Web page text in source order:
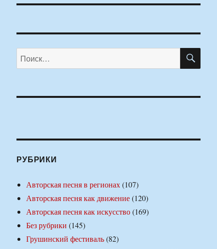
Искать:
РУБРИКИ
Авторская песня в регионах(107)
Авторская песня как движение(120)
Авторская песня как искусство(169)
Без рубрики (145)
Грушинский фестиваль(82)